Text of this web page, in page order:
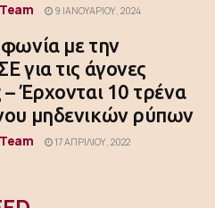
9 ΙΑΝΟΥΑΡΊΟΥ, 2024
με την
για τις άγονες
Έρχονται 10 τρένα
μηδενικών ρύπων
17 ΑΠΡΙΛΊΟΥ, 2022